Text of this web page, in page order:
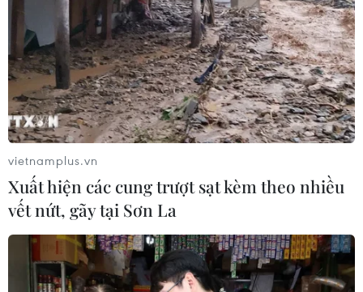
07/08/2026 04:03
Hà Nội cảnh báo về việc sử dụng tế
bào gốc trong khám chữa bệnh, làm
đẹp
07/08/2026 03:03
Thắp lên hy vọng cho bệnh nhân
nghèo từ 'phòng khám 0 đồng' ở An
Giang
07/08/2026 02:00
vietnamplus.vn
Xuất hiện các cung trượt sạt kèm theo nhiều
vết nứt, gãy tại Sơn La